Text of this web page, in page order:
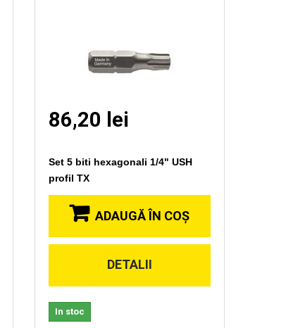
86,20 lei
Set 5 biti hexagonali 1/4" USH
profil TX
ADAUGĂ ÎN COŞ
DETALII
In stoc